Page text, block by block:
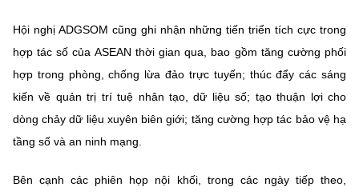
Hội nghị ADGSOM cũng ghi nhận những tiến triển tích cực trong
hợp tác số của ASEAN thời gian qua, bao gồm tăng cường phối
hợp trong phòng, chống lừa đảo trực tuyến; thúc đẩy các sáng
kiến về quản trị trí tuệ nhân tạo, dữ liệu số; tạo thuận lợi cho
dòng chảy dữ liệu xuyên biên giới; tăng cường hợp tác bảo vệ hạ
tầng số và an ninh mạng.
Bên cạnh các phiên họp nội khối, trong các ngày tiếp theo,